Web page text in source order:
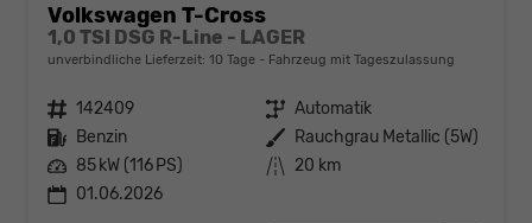
Volkswagen T-Cross
1,0 TSI DSG R-Line - LAGER
unverbindliche Lieferzeit: 10 Tage Fahrzeug mit Tageszulassung
Fahrzeugnr. 142409 Getriebe Automatik
Kraftstoff Benzin Außenfarbe Rauchgrau Metallic (5W)
Leistung 85 kW (116 PS) Kilometerstand 20 km
01.06.2026